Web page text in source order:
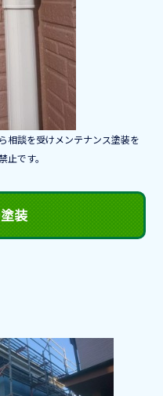
相談を受けメンテナンス塗装を
です。
装